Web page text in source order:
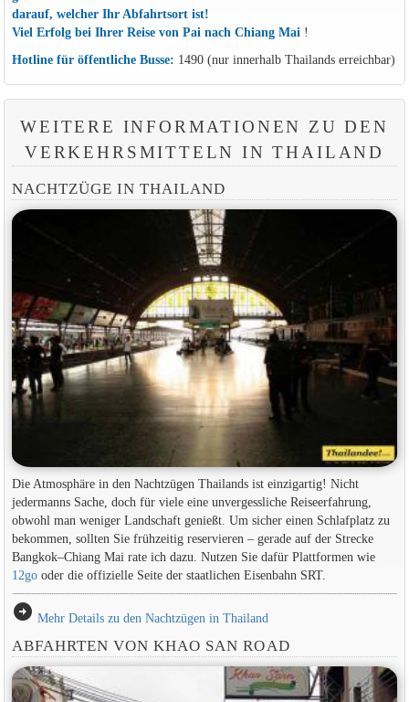
darauf, welcher Ihr Abfahrtsort ist!
Viel Erfolg bei Ihrer Reise von Pai nach Chiang Mai !
Hotline für öffentliche Busse: 1490 (nur innerhalb Thailands erreichbar)
WEITERE INFORMATIONEN ZU DEN
VERKEHRSMITTELN IN THAILAND
NACHTZÜGE IN THAILAND
Die Atmosphäre in den Nachtzügen Thailands ist einzigartig! Nicht
jedermanns Sache, doch für viele eine unvergessliche Reiseerfahrung,
obwohl man weniger Landschaft genießt. Um sicher einen Schlafplatz zu
bekommen, sollten Sie frühzeitig reservieren – gerade auf der Strecke
Bangkok–Chiang Mai rate ich dazu. Nutzen Sie dafür Plattformen wie
12gooder die offizielle Seite der staatlichen Eisenbahn SRT.
arrow_circle_right Mehr Details zu den Nachtzügen in Thailand
ABFAHRTEN VON KHAO SAN ROAD